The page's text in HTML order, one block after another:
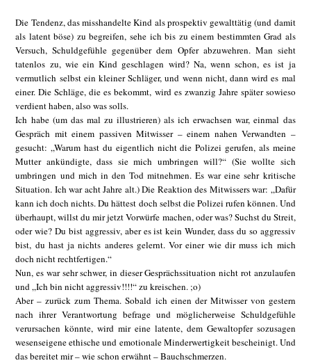
Die Tendenz, das misshandelte Kind als prospektiv gewalttätig (und damit
als latent böse) zu begreifen, sehe ich bis zu einem bestimmten Grad als
Versuch, Schuldgefühle gegenüber dem Opfer abzuwehren. Man sieht
tatenlos zu, wie ein Kind geschlagen wird? Na, wenn schon, es ist ja
vermutlich selbst ein kleiner Schläger, und wenn nicht, dann wird es mal
einer. Die Schläge, die es bekommt, wird es zwanzig Jahre später sowieso
verdient haben, also was solls.
Ich habe (um das mal zu illustrieren) als ich erwachsen war, einmal das
Gespräch mit einem passiven Mitwisser – einem nahen Verwandten –
gesucht: „Warum hast du eigentlich nicht die Polizei gerufen, als meine
Mutter ankündigte, dass sie mich umbringen will?“ (Sie wollte sich
umbringen und mich in den Tod mitnehmen. Es war eine sehr kritische
Situation. Ich war acht Jahre alt.) Die Reaktion des Mitwissers war: „Dafür
kann ich doch nichts. Du hättest doch selbst die Polizei rufen können. Und
überhaupt, willst du mir jetzt Vorwürfe machen, oder was? Suchst du Streit,
oder wie? Du bist aggressiv, aber es ist kein Wunder, dass du so aggressiv
bist, du hast ja nichts anderes gelernt. Vor einer wie dir muss ich mich
doch nicht rechtfertigen.“
Nun, es war sehr schwer, in dieser Gesprächssituation nicht rot anzulaufen
und „Ich bin nicht aggressiv!!!!“ zu kreischen. ;o)
Aber – zurück zum Thema. Sobald ich einen der Mitwisser von gestern
nach ihrer Verantwortung befrage und möglicherweise Schuldgefühle
verursachen könnte, wird mir eine latente, dem Gewaltopfer sozusagen
wesenseigene ethische und emotionale Minderwertigkeit bescheinigt. Und
das bereitet mir – wie schon erwähnt – Bauchschmerzen.